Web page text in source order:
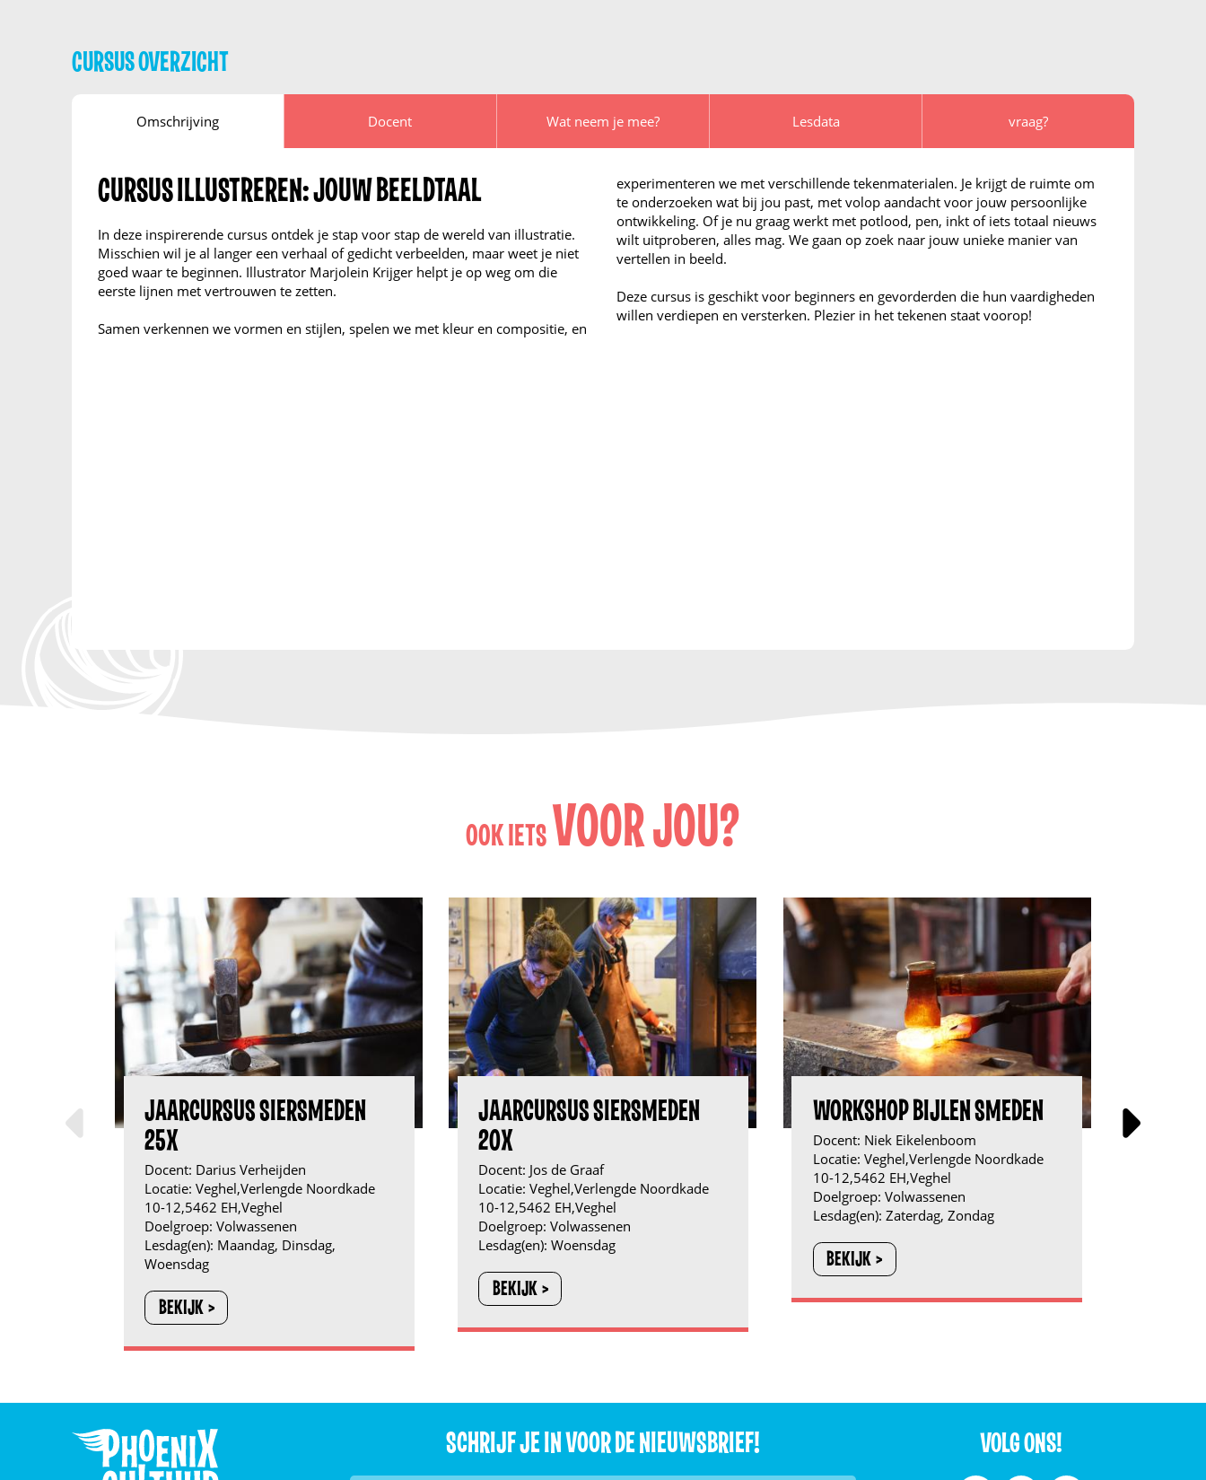
CURSUS OVERZICHT
Omschrijving Docent Wat neem je mee? Lesdata vraag?
CURSUS ILLUSTREREN: JOUW BEELDTAAL
In deze inspirerende cursus ontdek je stap voor stap de wereld van illustratie.
Misschien wil je al langer een verhaal of gedicht verbeelden, maar weet je niet
goed waar te beginnen. Illustrator Marjolein Krijger helpt je op weg om die
eerste lijnen met vertrouwen te zetten.
Samen verkennen we vormen en stijlen, spelen we met kleur en compositie, en
experimenteren we met verschillende tekenmaterialen. Je krijgt de ruimte om
te onderzoeken wat bij jou past, met volop aandacht voor jouw persoonlijke
ontwikkeling. Of je nu graag werkt met potlood, pen, inkt of iets totaal nieuws
wilt uitproberen, alles mag. We gaan op zoek naar jouw unieke manier van
vertellen in beeld.
Deze cursus is geschikt voor beginners en gevorderden die hun vaardigheden
willen verdiepen en versterken. Plezier in het tekenen staat voorop!
OOK IETS VOOR JOU?
JAARCURSUS SIERSMEDEN
25X
Docent: Darius Verheijden
Locatie:Veghel,Verlengde Noordkade
10-12,5462 EH,Veghel
Doelgroep:Volwassenen
Lesdag(en): Maandag, Dinsdag,
Woensdag
BEKIJK
JAARCURSUS SIERSMEDEN
20X
Docent: Jos de Graaf
Locatie:Veghel,Verlengde Noordkade
10-12,5462 EH,Veghel
Doelgroep:Volwassenen
Lesdag(en): Woensdag
BEKIJK
WORKSHOP BIJLEN SMEDEN
Docent: Niek Eikelenboom
Locatie: Veghel,Verlengde Noordkade
10-12,5462 EH,Veghel
Doelgroep: Volwassenen
Lesdag(en): Zaterdag, Zondag
BEKIJK
SCHRIJF JE IN VOOR DE NIEUWSBRIEF! VOLG ONS!